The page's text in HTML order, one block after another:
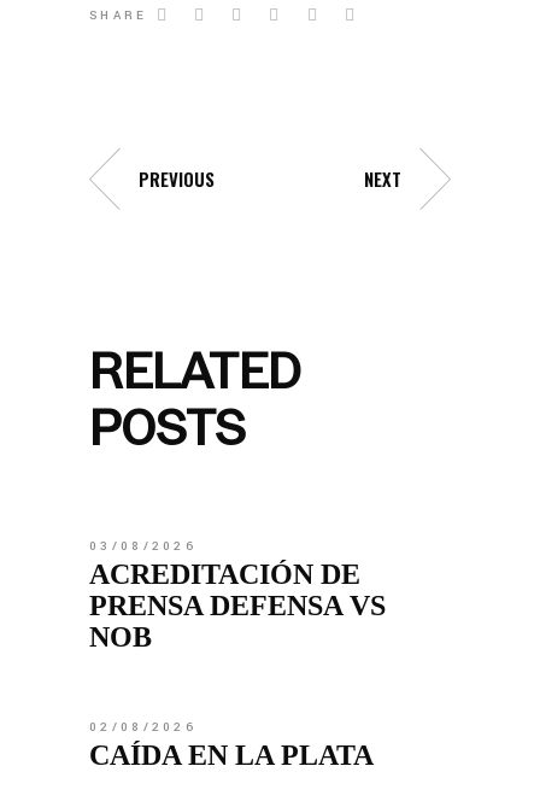
SHARE
PREVIOUS NEXT
RELATED
POSTS
03/08/2026
ACREDITACIÓN DE
PRENSA DEFENSA VS
NOB
02/08/2026
CAÍDA EN LA PLATA